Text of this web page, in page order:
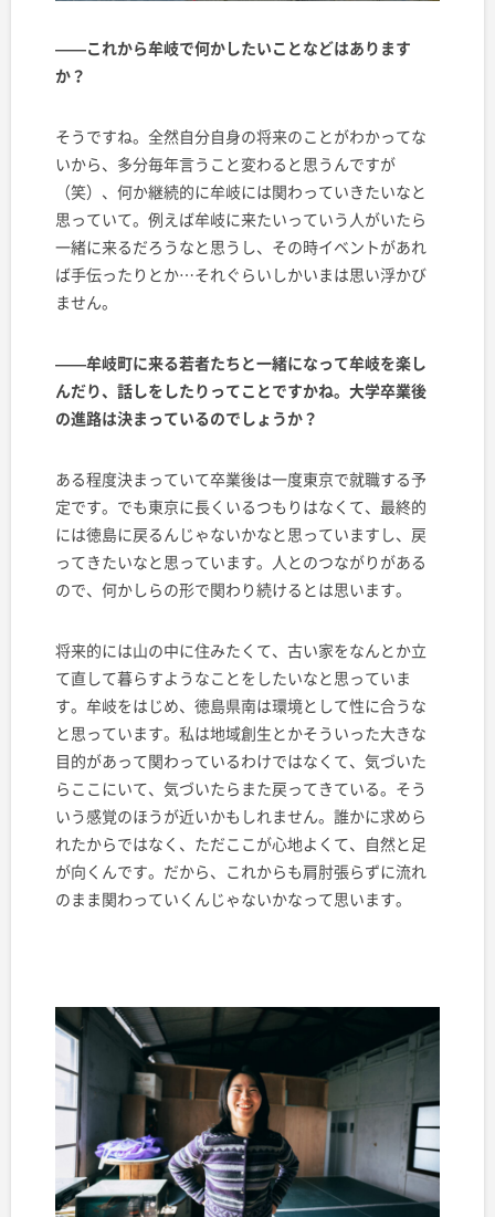
——これから牟岐で何かしたいことなどはあります
か？
そうですね。全然自分自身の将来のことがわかってな
いから、多分毎年言うこと変わると思うんですが
（笑）、何か継続的に牟岐には関わっていきたいなと
思っていて。例えば牟岐に来たいっていう人がいたら
一緒に来るだろうなと思うし、その時イベントがあれ
ば手伝ったりとか…それぐらいしかいまは思い浮かび
ません。
——牟岐町に来る若者たちと一緒になって牟岐を楽し
んだり、話しをしたりってことですかね。大学卒業後
の進路は決まっているのでしょうか？
ある程度決まっていて卒業後は一度東京で就職する予
定です。でも東京に長くいるつもりはなくて、最終的
には徳島に戻るんじゃないかなと思っていますし、戻
ってきたいなと思っています。人とのつながりがある
ので、何かしらの形で関わり続けるとは思います。
将来的には山の中に住みたくて、古い家をなんとか立
て直して暮らすようなことをしたいなと思っていま
す。牟岐をはじめ、徳島県南は環境として性に合うな
と思っています。私は地域創生とかそういった大きな
目的があって関わっているわけではなくて、気づいた
らここにいて、気づいたらまた戻ってきている。そう
いう感覚のほうが近いかもしれません。誰かに求めら
れたからではなく、ただここが心地よくて、自然と足
が向くんです。だから、これからも肩肘張らずに流れ
のまま関わっていくんじゃないかなって思います。